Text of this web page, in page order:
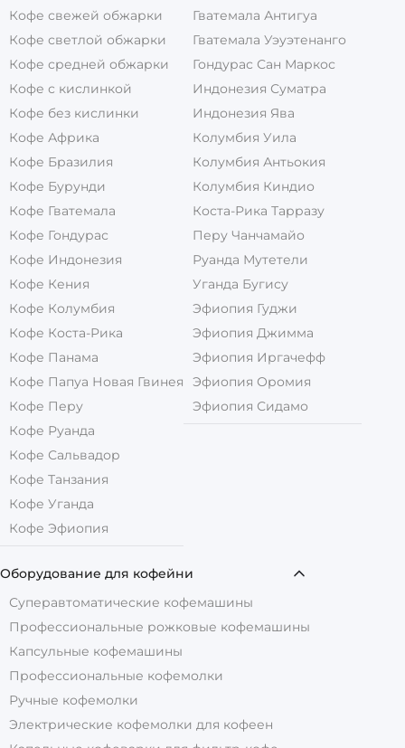
Кофе свежей обжарки
Кофе светлой обжарки
Кофе средней обжарки
Кофе с кислинкой
Кофе без кислинки
Кофе Африка
Кофе Бразилия
Кофе Бурунди
Кофе Гватемала
Кофе Гондурас
Кофе Индонезия
Кофе Кения
Кофе Колумбия
Кофе Коста-Рика
Кофе Панама
Кофе Папуа Новая Гвинея
Кофе Перу
Кофе Руанда
Кофе Сальвадор
Кофе Танзания
Кофе Уганда
Кофе Эфиопия
Гватемала Антигуа
Гватемала Уэуэтенанго
Гондурас Сан Маркос
Индонезия Суматра
Индонезия Ява
Колумбия Уила
Колумбия Антьокия
Колумбия Киндио
Коста-Рика Тарразу
Перу Чанчамайо
Руанда Мутетели
Уганда Бугису
Эфиопия Гуджи
Эфиопия Джимма
Эфиопия Иргачефф
Эфиопия Оромия
Эфиопия Сидамо
Оборудование для кофейни
Суперавтоматические кофемашины
Профессиональные рожковые кофемашины
Капсульные кофемашины
Профессиональные кофемолки
Ручные кофемолки
Электрические кофемолки для кофеен